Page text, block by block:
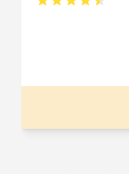
Betyg: 4.5 av